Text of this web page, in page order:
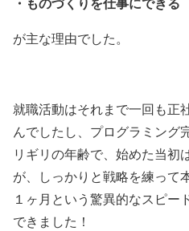
が主な理由でした。
就職活動はそれまで一回も正
んでしたし、プログラミング
リギリの年齢で、始めた当初
が、しっかりと戦略を練って
１ヶ月という驚異的なスピー
できました！